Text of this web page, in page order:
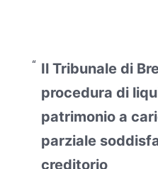
Il Tribunale di
procedura di
patrimonio a
parziale
creditorio